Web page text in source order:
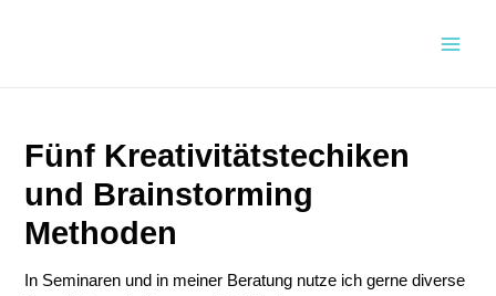
Fünf Kreativitätstechiken
und Brainstorming
Methoden
In Seminaren und in meiner Beratung nutze ich gerne diverse